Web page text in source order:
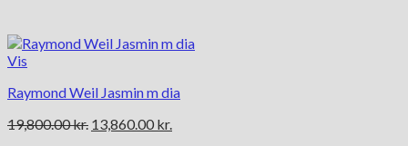
Vis
Raymond Weil Jasmin m dia
19,800.00kr. Den
13,860.00 kr.